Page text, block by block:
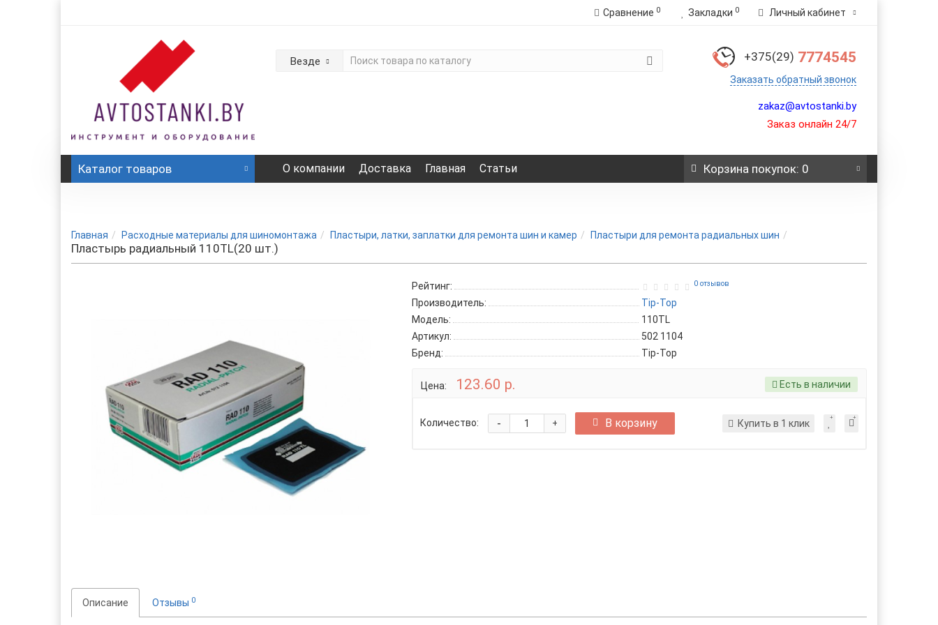
Сравнение 0 Закладки 0 Личный кабинет
Везде +375(29) 7774545
Заказать обратный звонок
zakaz@avtostanki.by
Заказ онлайн 24/7
Каталог товаров О компании Доставка Главная Статьи Корзинапокупок: 0
Главная Расходные материалы для шиномонтажа Пластыри, латки, заплатки для ремонта шин и камер Пластыри для ремонта радиальных шин
Пластырь радиальный 110TL(20 шт.)
Рейтинг: 0 отзывов
Производитель:
Tip-Top
Модель:
110TL
Артикул:
502 1104
Бренд:
Tip-Top
Цена: 123.60 р. Есть в наличии
Количество: +
- В корзину Купить в 1 клик
Описание Отзывы 0